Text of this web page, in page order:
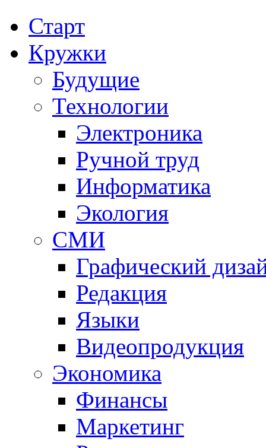
Старт
Кружки
Будущие
Технологии
Электроника
Ручной труд
Информатика
Экология
СМИ
Графический
Редакция
Языки
Видеопродукция
Экономика
Финансы
Маркетинг